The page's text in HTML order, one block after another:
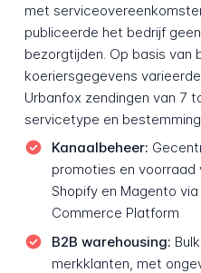
met
publiceerde het bedrijf
bezorgtijden. Op basis van
koeriersgegevens
Urbanfox zendingen van 7
servicetype en bestemming.
Kanaalbeheer:
promoties en voorraad
Shopify en Magento
Commerce Platform
B2B warehousing:
merkklanten, met